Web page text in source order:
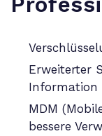
Erweiterter
Information
MDM
bessere